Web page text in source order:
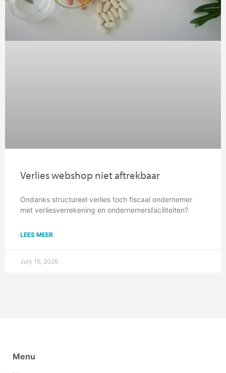
Verlies webshop niet aftrekbaar
Ondanks structureel verlies toch fiscaal ondernemer
met verliesverrekening en ondernemersfaciliteiten?
LEES MEER
July 16, 2026
Menu